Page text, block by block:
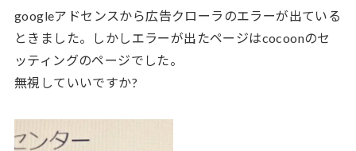
googleアドセンスから広告クローラのエラーが出ている
ときました。しかしエラーが出たページはcocoonのセ
ッティングのページでした。
無視していいですか?